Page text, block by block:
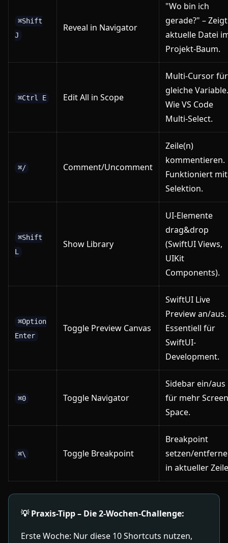
⌘Shift
J
Reveal in Navigator
"Wo bin ich
gerade?" – Zeigt
aktuelle Datei
Projekt-Baum.
⌘Ctrl E Edit All in Scope
Multi-Cursor für
gleiche Variable.
Wie VS Code
Multi-Select.
⌘/ Comment/Uncomment
Zeile(n)
kommentieren.
Funktioniert mit
Selektion.
⌘Shift
L
Show Library
UI-Elemente
drag&drop
(SwiftUI Views,
UIKit
Components).
⌘Option
Enter
Toggle Preview Canvas
SwiftUI Live
Preview an/aus.
Essentiell für
SwiftUI-
Development.
⌘0 Toggle Navigator
Sidebar ein/aus
für mehr Screen
Space.
⌘\ Toggle Breakpoint
Breakpoint
setzen/
in aktueller
💡 Praxis-Tipp – Die 2-Wochen-Challenge:
Erste Woche: Nur diese 10 Shortcuts nutzen,